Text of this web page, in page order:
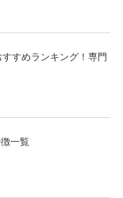
すめランキング！専門
一覧